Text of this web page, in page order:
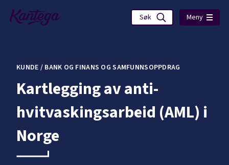
Meny
KUNDE / BANK OG FINANS OG SAMFUNNSOPPDRAG
Kartlegging av anti-
hvitvaskingsarbeid (AML) i
Norge